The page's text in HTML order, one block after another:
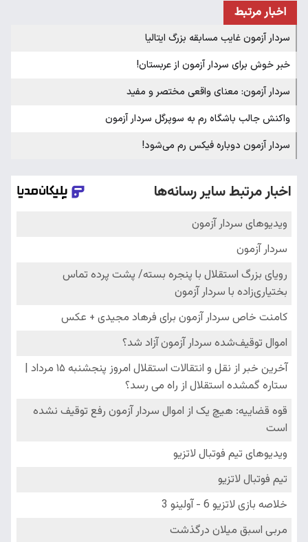
اخبار مرتبط
سردار آزمون غایب مسابقه بزرگ ایتالیا
خبر خوش برای سردار آزمون از عربستان!
سردار آزمون: معنای واقعی مختصر و مفید
واکنش جالب باشگاه رم به سوپرگل سردار آزمون
سردار آزمون دوباره فیکس رم می‌شود!